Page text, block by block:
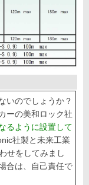
いのでしょうか？
ーの美和ロック社
るように設置して
社製と未来工業
せをしてみまし
合は、自己責任で